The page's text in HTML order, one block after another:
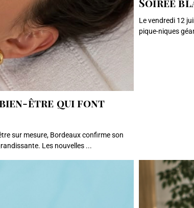
bien-être qui font
sur mesure, Bordeaux confirme son
Les nouvelles ...
Le vendredi 12
pique-niques